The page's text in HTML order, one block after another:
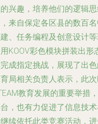
兴趣，培养他们的逻辑
来自保定各区县的数百
、任务编程及创意设计
KOOV彩色模块拼装出
成指定挑战，展现了出
局相关负责人表示，此
教育发展的重要举措
，也有力促进了信息技
续依托此类竞赛活动，